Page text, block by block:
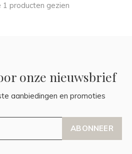
1 producten gezien
onze nieuwsbrief
aanbiedingen en promoties
ABONNEER